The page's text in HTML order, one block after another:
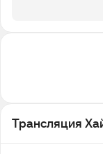
Трансляция